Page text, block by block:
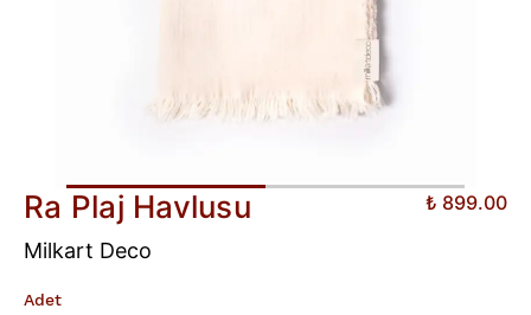
Ra Plaj Havlusu ₺ 899.00
Milkart Deco
Adet